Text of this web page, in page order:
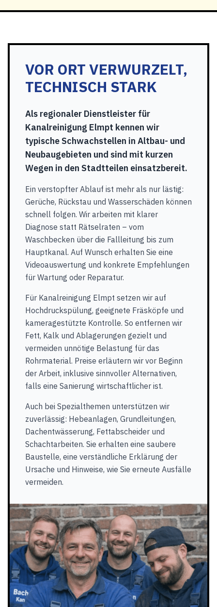
VOR ORT VERWURZELT,
TECHNISCH STARK
Als regionaler Dienstleister für
Kanalreinigung Elmpt kennen wir
typische Schwachstellen in Altbau- und
Neubaugebieten und sind mit kurzen
Wegen in den Stadtteilen einsatzbereit.
Ein verstopfter Ablauf ist mehr als nur lästig:
Gerüche, Rückstau und Wasserschäden können
schnell folgen. Wir arbeiten mit klarer
Diagnose statt Rätselraten – vom
Waschbecken über die Fallleitung bis zum
Hauptkanal. Auf Wunsch erhalten Sie eine
Videoauswertung und konkrete Empfehlungen
für Wartung oder Reparatur.
Für Kanalreinigung Elmpt setzen wir auf
Hochdruckspülung, geeignete Fräsköpfe und
kameragestützte Kontrolle. So entfernen wir
Fett, Kalk und Ablagerungen gezielt und
vermeiden unnötige Belastung für das
Rohrmaterial. Preise erläutern wir vor Beginn
der Arbeit, inklusive sinnvoller Alternativen,
falls eine Sanierung wirtschaftlicher ist.
Auch bei Spezialthemen unterstützen wir
zuverlässig: Hebeanlagen, Grundleitungen,
Dachentwässerung, Fettabscheider und
Schachtarbeiten. Sie erhalten eine saubere
Baustelle, eine verständliche Erklärung der
Ursache und Hinweise, wie Sie erneute Ausfälle
vermeiden.